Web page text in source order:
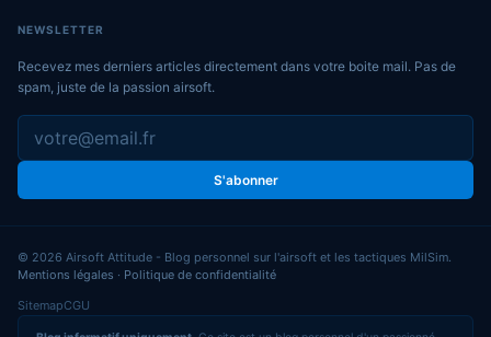
NEWSLETTER
Recevez mes derniers articles directement dans votre boite mail. Pas de
spam, juste de la passion airsoft.
S'abonner
© 2026 Airsoft Attitude - Blog personnel sur l'airsoft et les tactiques MilSim.
Mentions légales · Politique de confidentialité
SitemapCGU